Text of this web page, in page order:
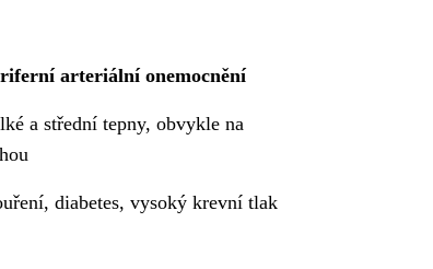
arteriální onemocnění
a střední tepny, obvykle na
diabetes, vysoký krevní tlak